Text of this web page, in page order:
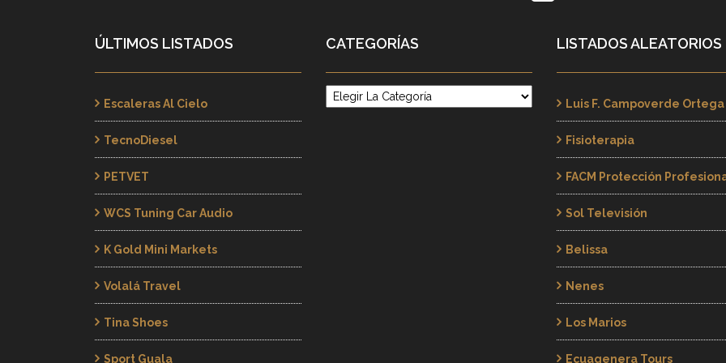
ÚLTIMOS LISTADOS
Escaleras Al Cielo
TecnoDiesel
PETVET
WCS Tuning Car Audio
K Gold Mini Markets
Volalá Travel
Tina Shoes
Sport Guala
CATEGORÍAS
Categorías
LISTADOS ALEATORIOS
Luis F. Campoverde Ortega
Fisioterapia
FACM Protección
Sol Televisión
Belissa
Nenes
Los Marios
Ecuagenera Tours